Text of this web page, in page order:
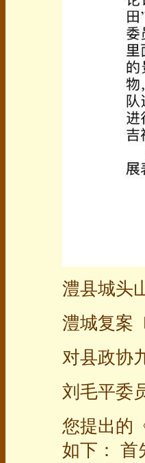
澧县城头
澧城复案
对县政协
刘毛平委
您提出的
如下： 首